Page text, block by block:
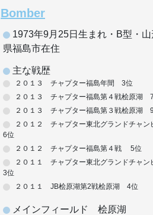
Bomber
1973年9月25日生まれ・B型・
県福島市在住
主な戦歴
２０１３ チャプター福島年間 3位
２０１３ チャプター福島第４戦桧原湖
２０１３ チャプター福島第３戦桧原湖
２０１２ チャプター東北グランドチャ
6位
２０１２ チャプター福島第４戦 5位
２０１１ チャプター東北グランドチャ
3位
２０１１ JB桧原湖第2戦桧原湖 4位
メインフィールド 桧原湖